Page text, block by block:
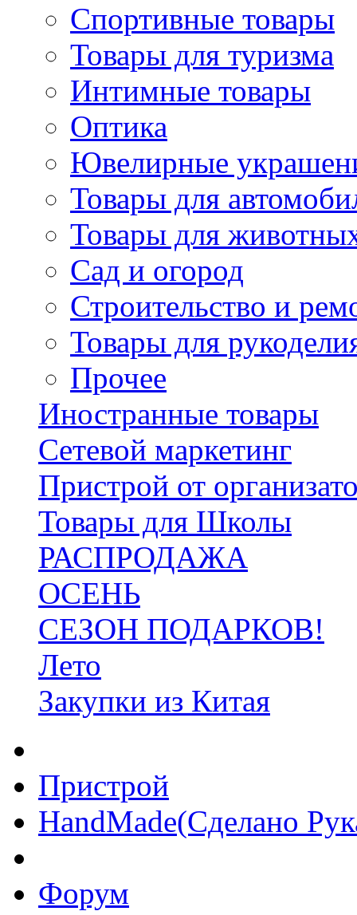
Спортивные товары
Товары для туризма
Интимные товары
Оптика
Ювелирные
Товары для
Товары для
Сад и огород
Строительство и
Товары для
Прочее
Иностранные товары
Сетевой маркетинг
Пристрой от
Товары для Школы
РАСПРОДАЖА
ОСЕНЬ
СЕЗОН ПОДАРКОВ!
Лето
Закупки из Китая
Пристрой
HandMade(Сделано
Форум